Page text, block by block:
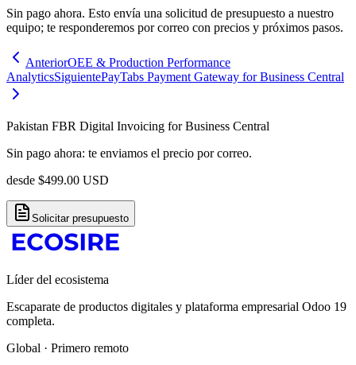
Sin pago ahora. Esto envía una solicitud de presupuesto a nuestro
equipo; te responderemos por correo con precios y próximos pasos.
AnteriorOEE & Production Performance
AnalyticsSiguientePayTabs Payment Gateway for Business Central
Pakistan FBR Digital Invoicing for Business Central
Sin pago ahora: te enviamos el precio por correo.
desde $499.00 USD
Solicitar presupuesto
Líder del ecosistema
Escaparate de productos digitales y plataforma empresarial Odoo 19
completa.
Global · Primero remoto